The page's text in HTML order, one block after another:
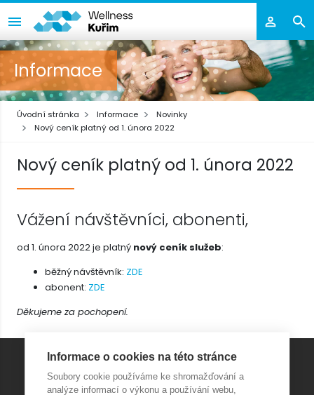
Informace
Úvodní stránka Informace
Novinky
Nový ceník platný od 1. února 2022
Nový ceník platný od 1. února 2022
Vážení návštěvníci, abonenti,
od 1. února 2022 je platný nový ceník služeb:
běžný návštěvník: ZDE
abonent: ZDE
Děkujeme za pochopení.
KONTAKT AQUAPARK
Informace o cookies na této stránce
Soubory cookie používáme ke shromažďování a
analýze informací o výkonu a používání webu,